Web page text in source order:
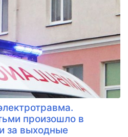
произошло в
за выходные